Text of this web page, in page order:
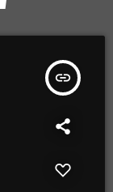
insert_link